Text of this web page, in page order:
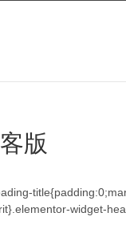
版
widget-